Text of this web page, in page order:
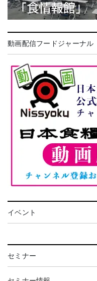
動画配信フードジャーナル
イベント
セミナー